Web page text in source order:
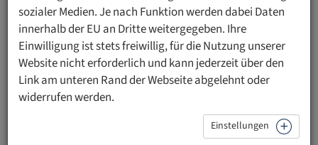
sozialer Medien. Je nach Funktion werden dabei Daten
innerhalb der EU an Dritte weitergegeben. Ihre
Einwilligung ist stets freiwillig, für die Nutzung unserer
Website nicht erforderlich und kann jederzeit über den
Link am unteren Rand der Webseite abgelehnt oder
widerrufen werden.
Einstellungen